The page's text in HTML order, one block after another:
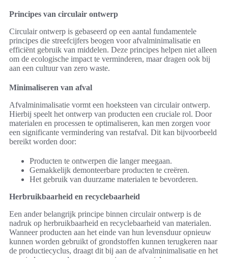
Principes van circulair ontwerp
Circulair ontwerp is gebaseerd op een aantal fundamentele
principes die streefcijfers beogen voor afvalminimalisatie en
efficiënt gebruik van middelen. Deze principes helpen niet alleen
om de ecologische impact te verminderen, maar dragen ook bij
aan een cultuur van zero waste.
Minimaliseren van afval
Afvalminimalisatie vormt een hoeksteen van circulair ontwerp.
Hierbij speelt het ontwerp van producten een cruciale rol. Door
materialen en processen te optimaliseren, kan men zorgen voor
een significante vermindering van restafval. Dit kan bijvoorbeeld
bereikt worden door:
Producten te ontwerpen die langer meegaan.
Gemakkelijk demonteerbare producten te creëren.
Het gebruik van duurzame materialen te bevorderen.
Herbruikbaarheid en recyclebaarheid
Een ander belangrijk principe binnen circulair ontwerp is de
nadruk op herbruikbaarheid en recyclebaarheid van materialen.
Wanneer producten aan het einde van hun levensduur opnieuw
kunnen worden gebruikt of grondstoffen kunnen terugkeren naar
de productiecyclus, draagt dit bij aan de afvalminimalisatie en het